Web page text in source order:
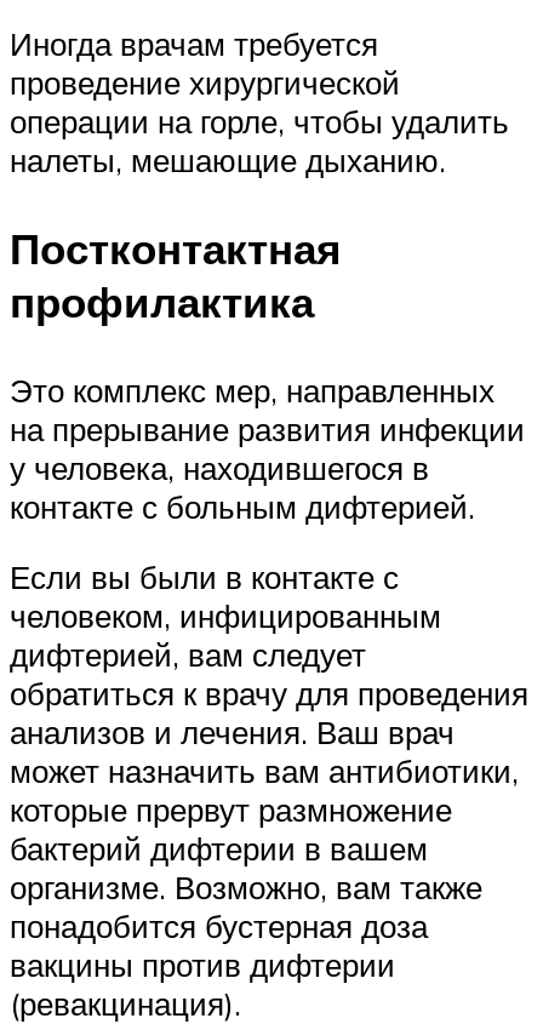
Иногда врачам требуется
проведение хирургической
операции на горле, чтобы удалить
налеты, мешающие дыханию.
Постконтактная
профилактика
Это комплекс мер, направленных
на прерывание развития инфекции
у человека, находившегося в
контакте с больным дифтерией.
Если вы были в контакте с
человеком, инфицированным
дифтерией, вам следует
обратиться к врачу для проведения
анализов и лечения. Ваш врач
может назначить вам антибиотики,
которые прервут размножение
бактерий дифтерии в вашем
организме. Возможно, вам также
понадобится бустерная доза
вакцины против дифтерии
(ревакцинация).